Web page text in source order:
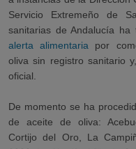
Servicio Extremeño de
sanitarias de Andalucía ha
alerta alimentaria por
oliva sin registro sanitario
oficial.
De momento se ha
de aceite de oliva:
Cortijo del Oro, La